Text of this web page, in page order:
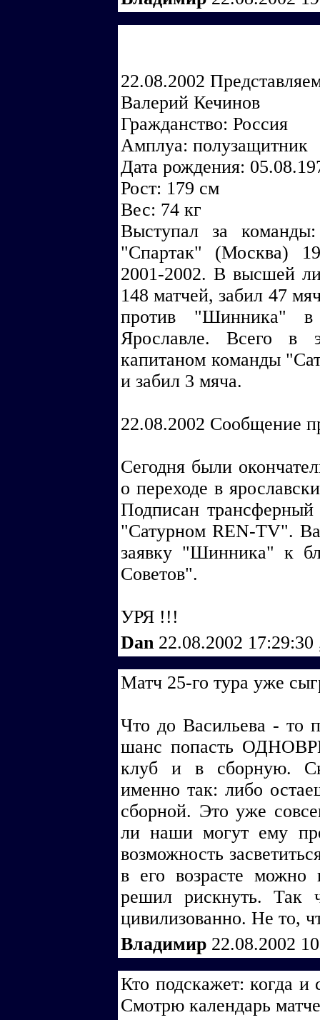
22.08.2002
Валерий Кечинов
Гражданство: Россия
Амплуа: полузащитник
Дата рождения:
Рост: 179 см
Вес: 74 кг
Выступал за
"Спартак" (Москва)
2001-2002. В высшей
148 матчей, забил 47
против "Шинника" в
Ярославле. Всего в
капитаном команды
и забил 3 мяча.
22.08.2002 Сообщение
Сегодня были
о переходе в
Подписан
"Сатурном REN-TV".
заявку "Шинника" к
Советов".
УРЯ !!!
Dan 22.08.2002 17:29:30
Матч 25-го тура уже
Что до Васильева - то
шанс попасть
клуб и в сборную.
именно так: либо
сборной. Это уже
ли наши могут ему
возможность
в его возрасте
решил рискнуть. Так
цивилизованно. Не то,
Владимир 22.08.2002
Кто подскажет: когда
Смотрю календарь